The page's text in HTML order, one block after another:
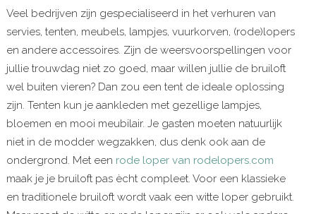
Veel bedrijven zijn gespecialiseerd in het verhuren van
servies, tenten, meubels, lampjes, vuurkorven, (rode)lopers
en andere accessoires. Zijn de weersvoorspellingen voor
jullie trouwdag niet zo goed, maar willen jullie de bruiloft
wel buiten vieren? Dan zou een tent de ideale oplossing
zijn. Tenten kun je aankleden met gezellige lampjes,
bloemen en mooi meubilair. Je gasten moeten natuurlijk
niet in de modder wegzakken, dus denk ook aan de
ondergrond. Met een rode loper van rodelopers.com
maak je je bruiloft pas ècht compleet. Voor een klassieke
en traditionele bruiloft wordt vaak een witte loper gebruikt.